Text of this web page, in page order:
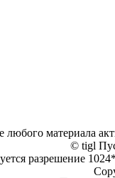
любого материала
© tigl
разрешение